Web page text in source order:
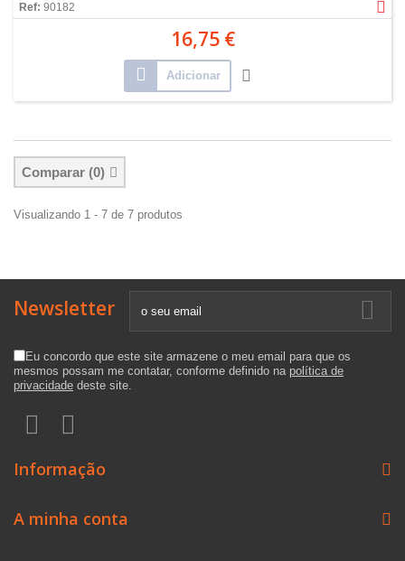
Ref: 90182
16,75 €
Adicionar
Comparar (0)
Visualizando 1 - 7 de 7 produtos
Newsletter
Eu concordo que este site armazene o meu email para que os
mesmos possam me contatar, conforme definido na política de
privacidade deste site.
Informação
A minha conta